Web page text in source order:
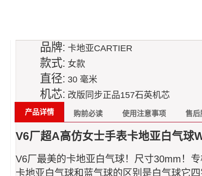
品牌: 卡地亚CARTIER
款式: 女款
直径: 30 毫米
机芯: 改版同步正品157石英机芯
产品详情 购前必读 使用注意事项 售后
V6厂超A高仿女士手表卡地亚白气球
V6厂最美的卡地亚白气球！尺寸30mm！专
卡地亚白气球和蓝气球的区别是白气球它四